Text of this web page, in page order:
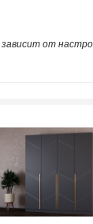
от